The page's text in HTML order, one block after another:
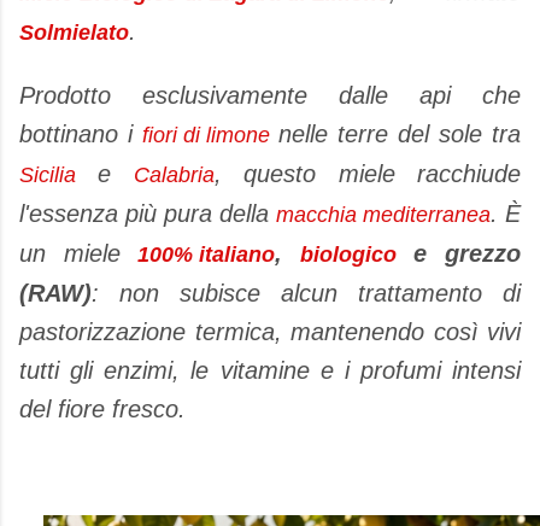
Solmielato.
Prodotto esclusivamente dalle api che
bottinano i fiori di limone nelle terre del sole tra
Sicilia e Calabria, questo miele racchiude
l'essenza più pura della macchia mediterranea. È
un miele100% italiano, biologicoe grezzo
(RAW): non subisce alcun trattamento di
pastorizzazione termica, mantenendo così vivi
tutti gli enzimi, le vitamine e i profumi intensi
del fiore fresco.